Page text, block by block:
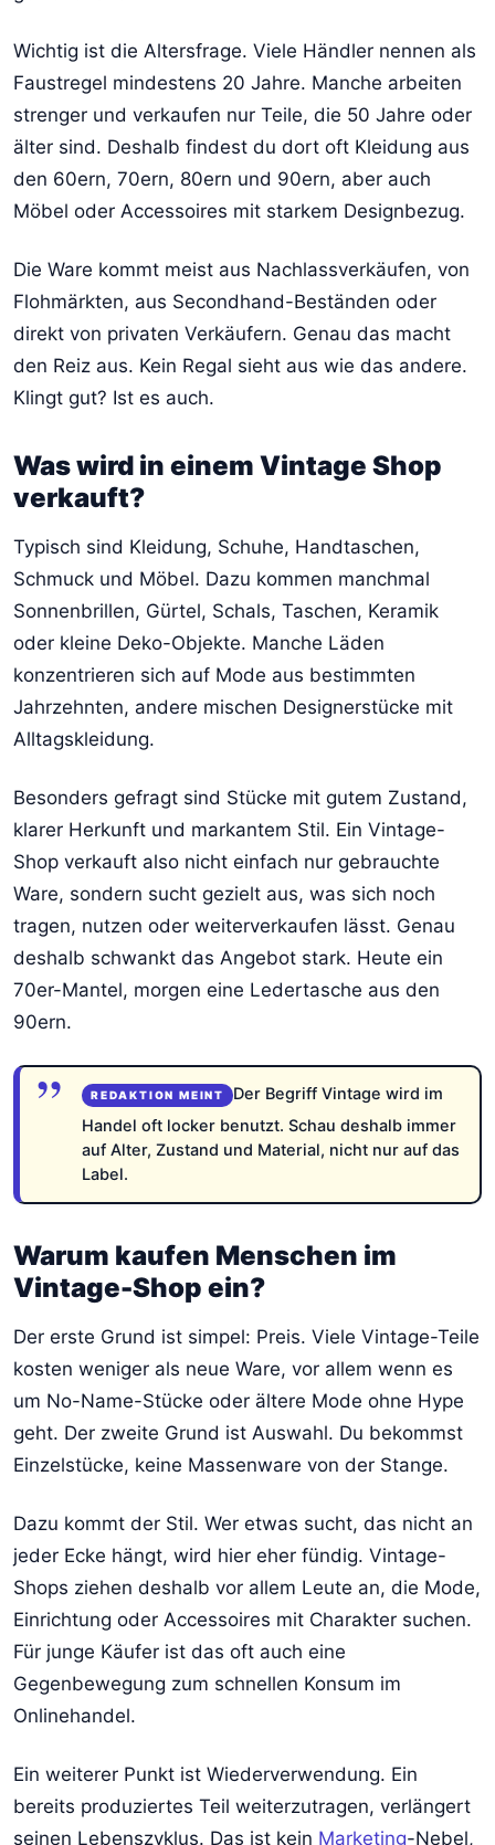
Wichtig ist die Altersfrage. Viele Händler nennen als
Faustregel mindestens 20 Jahre. Manche arbeiten
strenger und verkaufen nur Teile, die 50 Jahre oder
älter sind. Deshalb findest du dort oft Kleidung aus
den 60ern, 70ern, 80ern und 90ern, aber auch
Möbel oder Accessoires mit starkem Designbezug.
Die Ware kommt meist aus Nachlassverkäufen, von
Flohmärkten, aus Secondhand-Beständen oder
direkt von privaten Verkäufern. Genau das macht
den Reiz aus. Kein Regal sieht aus wie das andere.
Klingt gut? Ist es auch.
Was wird in einem Vintage Shop
verkauft?
Typisch sind Kleidung, Schuhe, Handtaschen,
Schmuck und Möbel. Dazu kommen manchmal
Sonnenbrillen, Gürtel, Schals, Taschen, Keramik
oder kleine Deko-Objekte. Manche Läden
konzentrieren sich auf Mode aus bestimmten
Jahrzehnten, andere mischen Designerstücke mit
Alltagskleidung.
Besonders gefragt sind Stücke mit gutem Zustand,
klarer Herkunft und markantem Stil. Ein Vintage-
Shop verkauft also nicht einfach nur gebrauchte
Ware, sondern sucht gezielt aus, was sich noch
tragen, nutzen oder weiterverkaufen lässt. Genau
deshalb schwankt das Angebot stark. Heute ein
70er-Mantel, morgen eine Ledertasche aus den
90ern.
Der Begriff Vintage wird im
Handel oft locker benutzt. Schau deshalb immer
auf Alter, Zustand und Material, nicht nur auf das
Label.
Warum kaufen Menschen im
Vintage-Shop ein?
Der erste Grund ist simpel: Preis. Viele Vintage-Teile
kosten weniger als neue Ware, vor allem wenn es
um No-Name-Stücke oder ältere Mode ohne Hype
geht. Der zweite Grund ist Auswahl. Du bekommst
Einzelstücke, keine Massenware von der Stange.
Dazu kommt der Stil. Wer etwas sucht, das nicht an
jeder Ecke hängt, wird hier eher fündig. Vintage-
Shops ziehen deshalb vor allem Leute an, die Mode,
Einrichtung oder Accessoires mit Charakter suchen.
Für junge Käufer ist das oft auch eine
Gegenbewegung zum schnellen Konsum im
Onlinehandel.
Ein weiterer Punkt ist Wiederverwendung. Ein
bereits produziertes Teil weiterzutragen, verlängert
seinen Lebenszyklus. Das ist kein Marketing-Nebel,